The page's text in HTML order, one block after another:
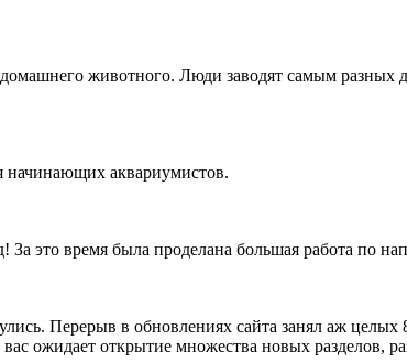
домашнего животного. Люди заводят самым
начинающих аквариумистов.
это время была проделана большая работа по
Перерыв в обновлениях сайта занял аж
ожидает открытие множества новых разделов,